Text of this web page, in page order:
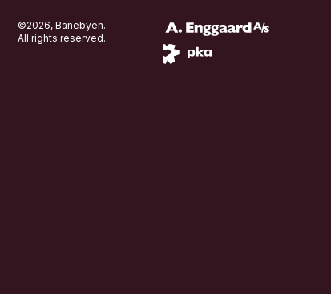
©2026, Banebyen.
All rights reserved.